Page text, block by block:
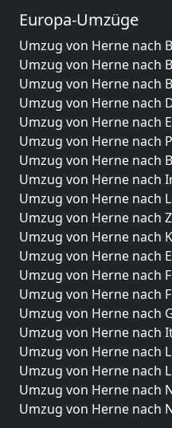
Europa-Umzüge
Umzug von Herne nach
Umzug von Herne nach
Umzug von Herne nach
Umzug von Herne nach
Umzug von Herne nach
Umzug von Herne nach
Umzug von Herne nach
Umzug von Herne nach
Umzug von Herne nach
Umzug von Herne nach
Umzug von Herne nach
Umzug von Herne nach
Umzug von Herne nach
Umzug von Herne nach
Umzug von Herne nach
Umzug von Herne nach
Umzug von Herne nach
Umzug von Herne nach
Umzug von Herne nach
Umzug von Herne nach